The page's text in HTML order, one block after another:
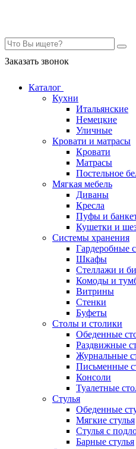
Заказать звонок
Каталог
Кухни
Итальянские
Немецкие
Уличные
Кровати и матрасы
Кровати
Матрасы
Постельное
Мягкая мебель
Диваны
Кресла
Пуфы и
Кушетки и
Системы хранения
Гардеробные
Шкафы
Стеллажи и
Комоды и
Витрины
Стенки
Буфеты
Столы и столики
Обеденные
Раздвижные
Журнальные
Письменные
Консоли
Туалетные
Стулья
Обеденные
Мягкие стулья
Стулья с
Барные стулья